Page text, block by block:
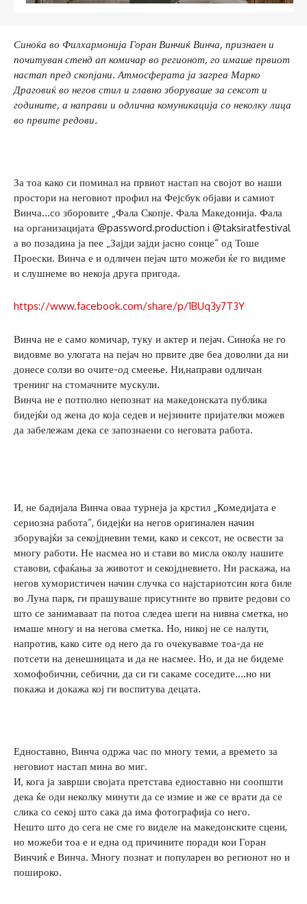
Синоќа во Филхармонија Горан Винчиќ Винча, признаен и
почитуван стенд ап комичар во регионот, го имаше првиот
настап пред скопјани. Атмосферата ја загреа Марко
Драговиќ во негов стил и главно зборуваше за сексот и
годините, а направи и одлична комуникација со неколку лица
во првите редови.
За тоа како си поминал на првиот настап на својот во наши
простори на неговиот профил на Фејсбук објави и самиот
Винча…со зборовите „Фала Скопје. Фала Македонија. Фала
на организацијата @password.production i @taksiratfestival
а во позадина ја пее „Зајди зајди јасно сонце“ од Тоше
Проески. Винча е и одличен пејач што можеби ќе го видиме
и слушнеме во некоја друга пригода.
https://www.facebook.com/share/p/1BUq3y7T3Y
Винча не е само комичар, туку и актер и пејач. Синоќа не го
видовме во улогата на пејач но првите две беа доволни да ни
донесе солзи во очите-од смеење. Ни,направи одличан
тренинг на стомачните мускули.
Винча не е потполно непознат на македонската публика
бидејќи од жена до која седев и нејзините пријателки можев
да забележам дека се запознаени со неговата работа.
И, не бадијала Винча оваа турнеја ја крстил „Комедијата е
сериозна работа“, бидејќи на негов оригинален начин
зборувајќи за секојдневни теми, како и сексот, не освести за
многу работи. Не насмеа но и стави во мисла околу нашите
ставови, сфаќања за животот и секојдневието. Ни раскажа, на
негов хумористичен начин случка со најстариотсин кога биле
во Луна парк, ги прашуваше присутните во првите редови со
што се занимаваат па потоа следеа шеги на нивна сметка, но
имаше многу и на негова сметка. Но, никој не се налути,
напротив, како сите од него да го очекувавме тоа-да не
потсети на денешницата и да не насмее. Но, и да не бидеме
хомофобични, себични, да си ги сакаме соседите….но ни
покажа и докажа кој ги воспитува децата.
Едноставно, Винча одржа час по многу теми, а времето за
неговиот настап мина во миг.
И, кога ја заврши својата претстава едноставно ни соопшти
дека ќе оди неколку минути да се измие и же се врати да се
слика со секој што сака да има фотографија со него.
Нешто што до сега не сме го виделе на македонските сцени,
но можеби тоа е и една од причините поради кои Горан
Винчиќ е Винча. Многу познат и популарен во регионот но и
пошироко.